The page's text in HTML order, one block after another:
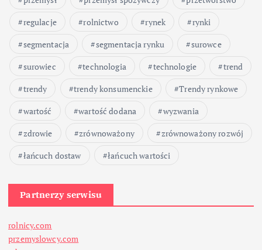
p
i
s
ó
w
regulacje
rolnictwo rynek
rynki
segmentacja
segmentacja rynku
surowce
surowiec
technologia technologie
trend
trendy
trendy konsumenckie
Trendy rynkowe
wartość
wartość dodana
wyzwania
zdrowie
zrównoważony
zrównoważony rozwój
łańcuch dostaw
łańcuch wartości
Partnerzy serwisu
rolnicy.com
przemyslowcy.com